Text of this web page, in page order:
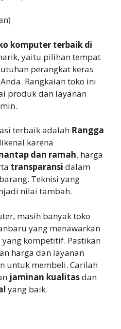
komputer terbaik di
yaitu pilihan tempat
perangkat keras
Rangkaian toko ini
produk dan layanan
terbaik adalah Rangga
karena
dan ramah, harga
transparansi dalam
Teknisi yang
nilai tambah.
masih banyak toko
yang menawarkan
kompetitif. Pastikan
harga dan layanan
untuk membeli. Carilah
jaminan kualitasdan
yang baik.